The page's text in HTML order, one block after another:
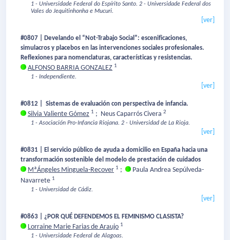
1 - Universidade Federal do Espírito Santo. 2 - Universidade Federal dos
Vales do Jequitinhonha e Mucuri.
[ver]
#0807 | Develando el “Not-Trabajo Social”: escenificaciones,
simulacros y placebos en las intervenciones sociales profesionales.
Reflexiones para nomenclaturas, características y resistencias.
ALFONSO BARRIA GONZALEZ 1
1 - Independiente.
[ver]
#0812 | Sistemas de evaluación con perspectiva de infancia.
Silvia Valiente Gómez 1 ; Neus Caparrós Civera 2
1 - Asociación Pro-Infancia Riojana. 2 - Universidad de La Rioja.
[ver]
#0831 | El servicio público de ayuda a domicilio en España hacia una
transformación sostenible del modelo de prestación de cuidados
MªÁngeles Minguela-Recover 1 ;
Paula Andrea Sepúlveda-
Navarrete 1
1 - Universidad de Cádiz.
[ver]
#0863 | ¿POR QUÉ DEFENDEMOS EL FEMINISMO CLASISTA?
Lorraine Marie Farias de Araujo 1
1 - Universidade Federal de Alagoas.